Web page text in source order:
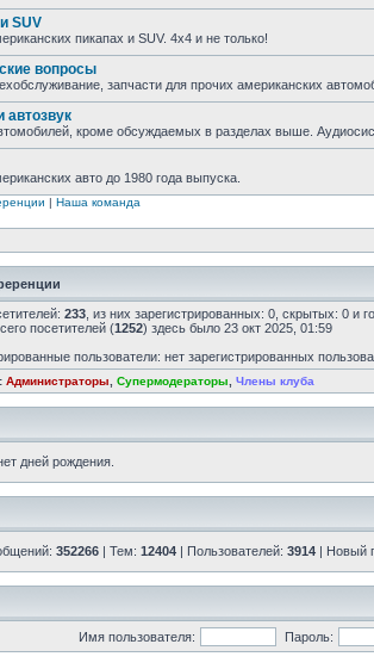
SUV
пикапах и SUV. 4х4 и не только!
вопросы
запчасти для прочих американских
автозвук
кроме обсуждаемых в разделах выше.
авто до 1980 года выпуска.
| Наша команда
233 , из них зарегистрированных: 0, скрытых: 0 и
посетителей (1252) здесь было 23 окт 2025, 01:59
пользователи: нет зарегистрированных
Администраторы Супермодераторы Члены клуба
дней рождения.
352266 | Тем: 12404 | Пользователей: 3914 | Новый
Имя пользователя: Пароль: